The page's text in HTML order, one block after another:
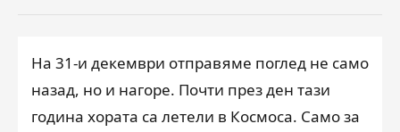
На 31-и декември отправяме поглед не само
назад, но и нагоре. Почти през ден тази
година хората са летели в Космоса. Само за